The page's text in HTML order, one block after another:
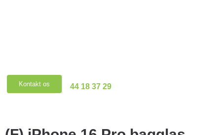
Kontakt os 44 18 37 29